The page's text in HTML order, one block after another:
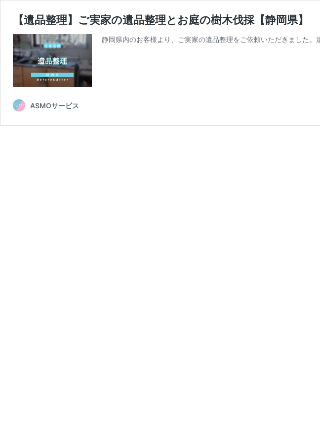
【遺品整理】ご実家の遺品整理とお庭の樹木伐採【静岡県】
静岡県内のお客様より、ご実家の遺品整理をご依頼いただきました
ASMOサービス